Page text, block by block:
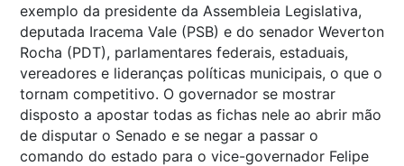
exemplo da presidente da Assembleia Legislativa,
deputada Iracema Vale (PSB) e do senador Weverton
Rocha (PDT), parlamentares federais, estaduais,
vereadores e lideranças políticas municipais, o que o
tornam competitivo. O governador se mostrar
disposto a apostar todas as fichas nele ao abrir mão
de disputar o Senado e se negar a passar o
comando do estado para o vice-governador Felipe